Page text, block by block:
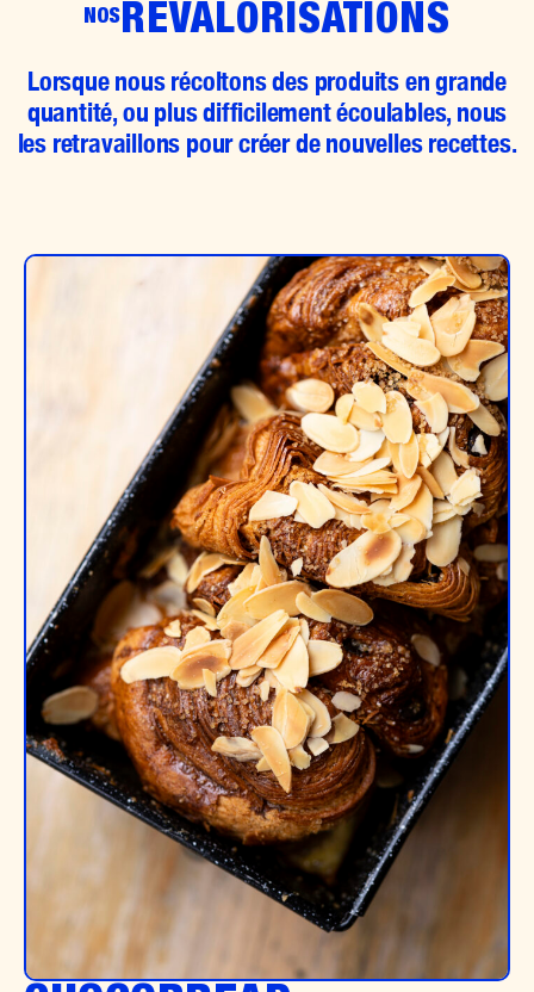
NOS REVALORISATIONS
Lorsque nous récoltons des produits en grande
quantité, ou plus difficilement écoulables, nous
les retravaillons pour créer de nouvelles recettes.